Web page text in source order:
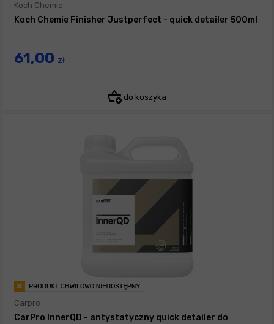
Koch Chemie
Koch Chemie Finisher Justperfect - quick detailer 500ml
61,00 zł
do koszyka
Carpro
CarPro InnerQD - antystatyczny quick detailer do